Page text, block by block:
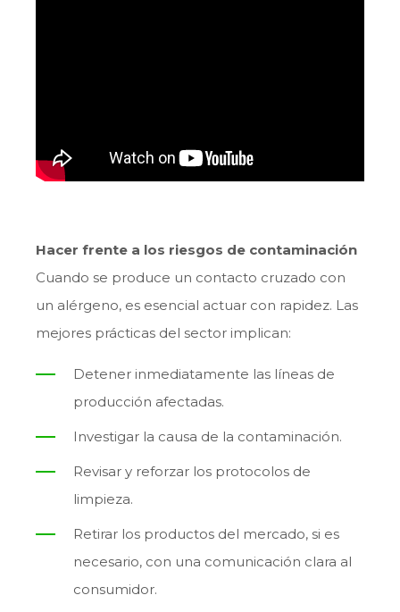
Hacer frente a los riesgos de contaminación
Cuando se produce un contacto cruzado con
un alérgeno, es esencial actuar con rapidez. Las
mejores prácticas del sector implican:
Detener inmediatamente las líneas de
producción afectadas.
Investigar la causa de la contaminación.
Revisar y reforzar los protocolos de
limpieza.
Retirar los productos del mercado, si es
necesario, con una comunicación clara al
consumidor.